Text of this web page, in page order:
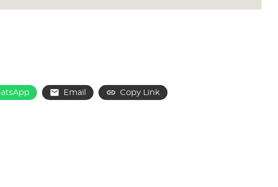
Email Copy Link